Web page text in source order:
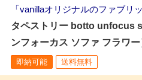
vanillaオリジナルのファブリ
タペストリー botto unfocus
ンフォーカス ソファ フラワー
即納可能 送料無料